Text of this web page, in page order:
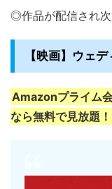
◎作品が配信され次
【映画】ウェ
Amazonプライム
なら無料で見放題！